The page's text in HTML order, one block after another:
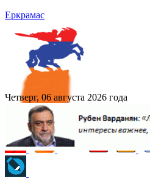
Еркрамас
Четверг, 06 августа 2026 года